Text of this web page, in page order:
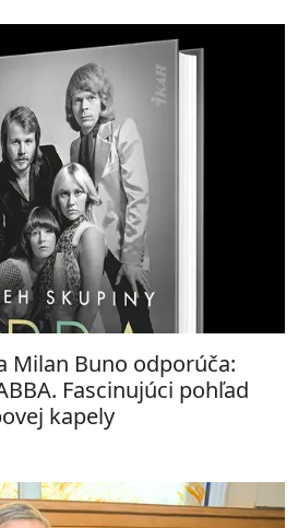
Milan Buno odporúča:
Fascinujúci pohľad
kapely